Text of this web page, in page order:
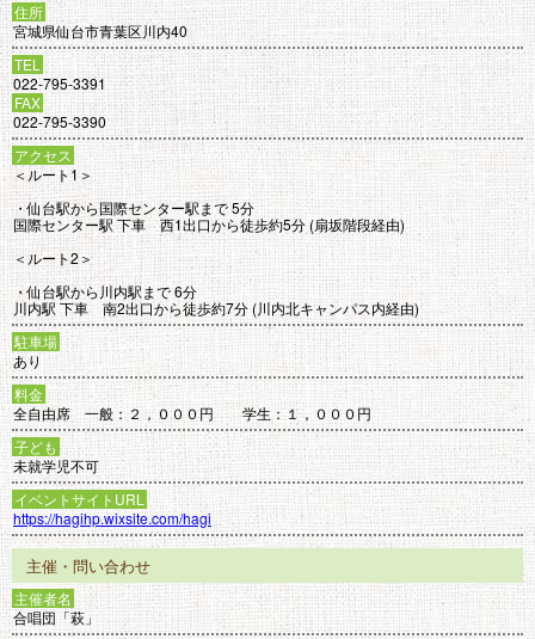
住所
宮城県仙台市青葉区川内40
TEL
022-795-3391
FAX
022-795-3390
アクセス
＜ルート1＞
・仙台駅から国際センター駅まで 5分
国際センター駅 下車 西1出口から徒歩約5分 (扇坂階段経由)
＜ルート2＞
・仙台駅から川内駅まで 6分
川内駅 下車 南2出口から徒歩約7分 (川内北キャンパス内経由)
駐車場
あり
料金
全自由席 一般：２，０００円 学生：１，０００円
子ども
未就学児不可
イベントサイトURL
https://hagihp.wixsite.com/hagi
主催・問い合わせ
主催者名
合唱団「萩」